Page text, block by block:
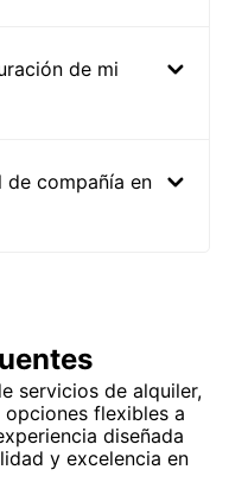
de mi
de compañía en
servicios de alquiler,
flexibles a
diseñada
y excelencia en